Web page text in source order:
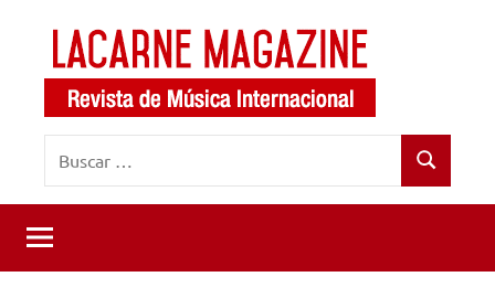
contenido
LaCarne
Magazine
de
música
internacional
Buscar